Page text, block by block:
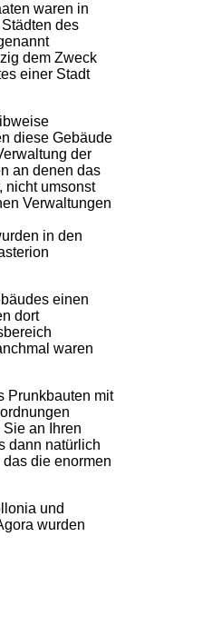
waren in
des
dem Zweck
einer Stadt
diese Gebäude
der
an denen das
nicht umsonst
Verwaltungen
in den
einen
dort
waren
Prunkbauten mit
an Ihren
dann natürlich
die enormen
und
wurden